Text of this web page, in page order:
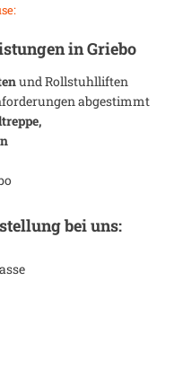
inGriebo
und Rollstuhlliften
abgestimmt
bei uns: